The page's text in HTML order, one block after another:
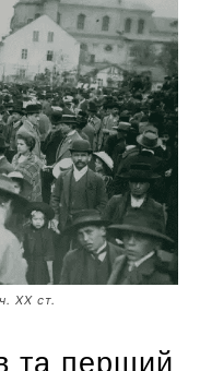
XX ст.
та перший